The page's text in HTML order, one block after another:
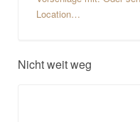
Location…
Nicht weit weg